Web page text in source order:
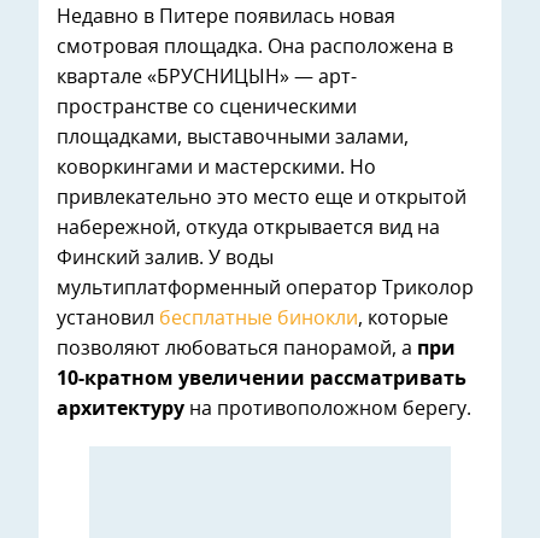
Недавно в Питере появилась новая
смотровая площадка. Она расположена в
квартале «БРУСНИЦЫН» — арт-
пространстве со сценическими
площадками, выставочными залами,
коворкингами и мастерскими. Но
привлекательно это место еще и открытой
набережной, откуда открывается вид на
Финский залив. У воды
мультиплатформенный оператор Триколор
установил бесплатные бинокли, которые
позволяют любоваться панорамой, а при
10-кратном увеличении рассматривать
архитектуру на противоположном берегу.